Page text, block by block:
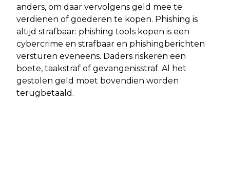
anders, om daar vervolgens geld mee te
verdienen of goederen te kopen. Phishing is
altijd strafbaar: phishing tools kopen is een
cybercrime en strafbaar en phishingberichten
versturen eveneens. Daders riskeren een
boete, taakstraf of gevangenisstraf. Al het
gestolen geld moet bovendien worden
terugbetaald.